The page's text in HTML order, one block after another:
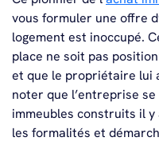
vous formuler une offre
logement est inoccupé.
place ne soit pas
et que le propriétaire lui
noter que l’entreprise
immeubles construits il
les formalités et